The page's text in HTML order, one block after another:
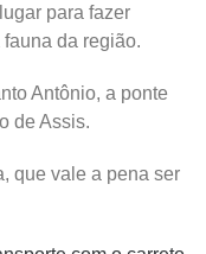
para fazer
da região.
Antônio, a ponte
de Assis.
que vale a pena ser